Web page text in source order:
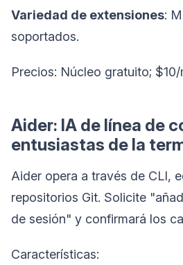
Variedad de extensiones:
soportados.
Precios: Núcleo gratuito;
Aider: IA de línea de
entusiastas de la
Aider opera a través de CLI,
repositorios Git. Solicite
de sesión" y confirmará los
Características: